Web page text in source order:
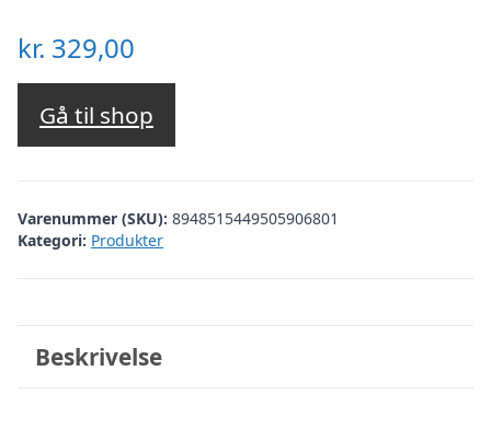
kr. 329,00
Gå til shop
Varenummer (SKU): 8948515449505906801
Kategori: Produkter
Beskrivelse